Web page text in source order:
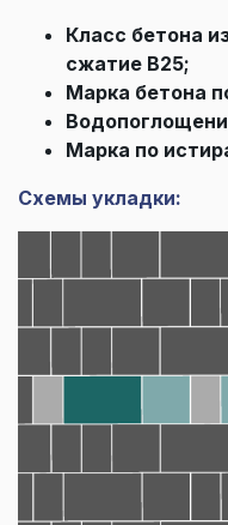
Класс бетона
сжатие В25;
Марка бетона
Марка по
Схемы укладки: